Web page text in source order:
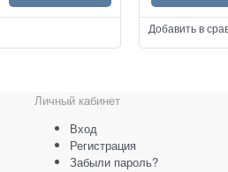
Добавить в
Личный кабинет
Вход
Регистрация
Забыли пароль?